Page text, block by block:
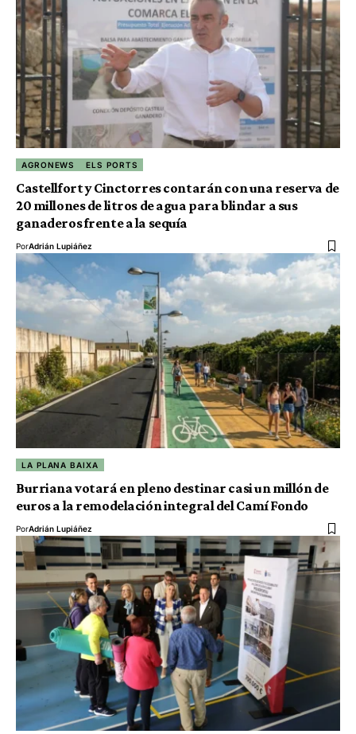
AGRONEWS ELS PORTS
Castellfort y Cinctorres contarán con una reserva de
20 millones de litros de agua para blindar a sus
ganaderos frente a la sequía
PorAdrián Lupiáñez
LA PLANA BAIXA
Burriana votará en pleno destinar casi un millón de
euros a la remodelación integral del Camí Fondo
PorAdrián Lupiáñez